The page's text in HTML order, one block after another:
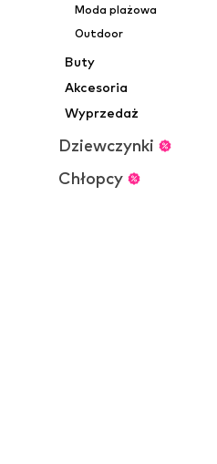
Moda plażowa
Outdoor
Buty
Akcesoria
Wyprzedaż
Dziewczynki
Chłopcy